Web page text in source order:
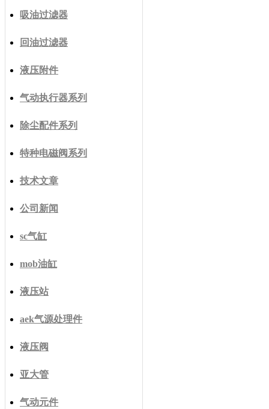
吸油过滤器
回油过滤器
液压附件
气动执行器系列
除尘配件系列
特种电磁阀系列
技术文章
公司新闻
sc气缸
mob油缸
液压站
aek气源处理件
液压阀
亚大管
气动元件